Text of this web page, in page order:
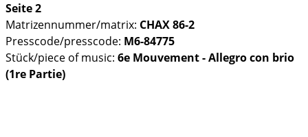
Seite 2
Matrizennummer/matrix: CHAX 86-2
Presscode/presscode: M6-84775
Stück/piece of music: 6e Mouvement - Allegro con brio
(1re Partie)